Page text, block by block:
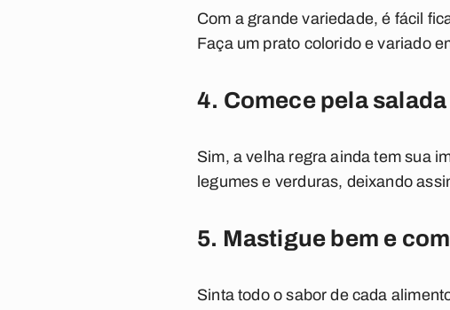
Com a grande variedade, é fácil
Faça um prato colorido e variado
4. Comece pela salada
Sim, a velha regra ainda tem sua
legumes e verduras, deixando
5. Mastigue bem e
Sinta todo o sabor de cada